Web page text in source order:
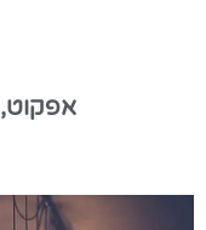
אפקוט,